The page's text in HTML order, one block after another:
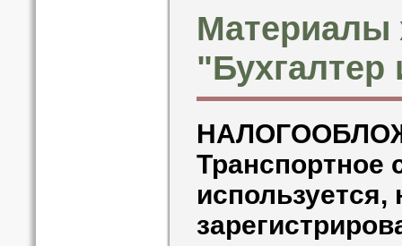
Материалы
"Бухгалтер
Транспортное
используется,